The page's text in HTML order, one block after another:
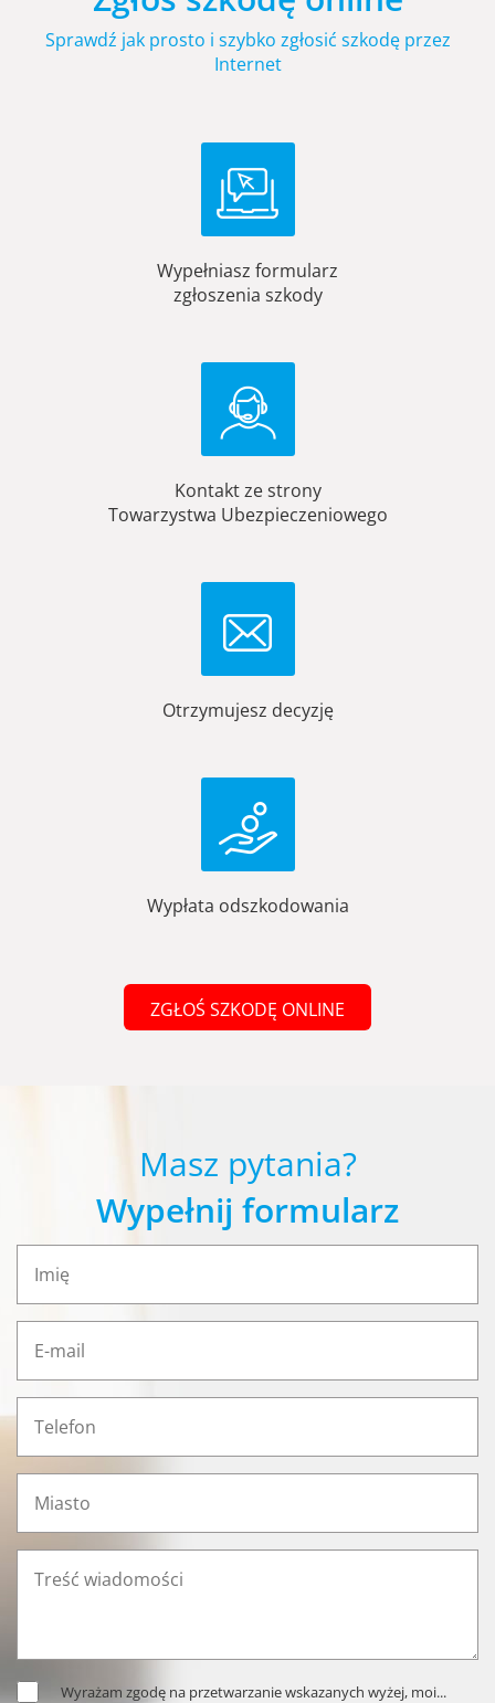
Sprawdź jak prosto i szybko zgłosić szkodę przez
Internet
Wypełniasz formularz
zgłoszenia szkody
Kontakt ze strony
Towarzystwa Ubezpieczeniowego
Otrzymujesz decyzję
Wypłata odszkodowania
ZGŁOŚ SZKODĘ ONLINE
Masz pytania?
Wypełnij formularz
Wyrażam zgodę na przetwarzanie wskazanych wyżej, moi...